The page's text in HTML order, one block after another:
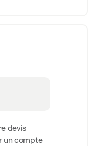
devis
un compte